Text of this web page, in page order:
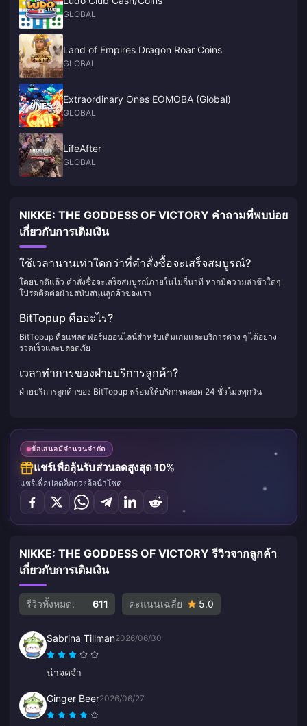
เพื่อให้คุณไม่พลาดของรางวัลแม้แต่ชิ้นเดียว
GLOBAL
Land of Empires Dragon Roar Coins
GLOBAL
Extraordinary Ones EOMOBA (Global)
GLOBAL
LifeAfter
GLOBAL
NIKKE: THE GODDESS OF VICTORY คำถามที่พบบ่อย
เกี่ยวกับการเติมเงิน
ใช้เวลานานเท่าใดกว่าที่คำสั่งซื้อจะเสร็จสมบูรณ์?
โดยปกติแล้ว คำสั่งซื้อจะเสร็จสมบูรณ์ภายในไม่กี่นาที หากมีความล่าช้าใดๆ
โปรดติดต่อฝ่ายสนับสนุนลูกค้าของเรา
BitTopup คืออะไร?
BitTopup คือแพลตฟอร์มออนไลน์สำหรับเติมเกมและบริการต่าง ๆ ได้อย่าง
รวดเร็วและปลอดภัย
เวลาทำการของฝ่ายบริการลูกค้า?
ฝ่ายบริการลูกค้าของ BitTopup พร้อมให้บริการตลอด 24 ชั่วโมงทุกวัน
ข้อเสนอมีจำนวนจำกัด
แชร์เพื่อลุ้นรับส่วนลดสูงสุด 10%
แชร์เพื่อปลดล็อกวงล้อนำโชค
NIKKE: THE GODDESS OF VICTORY รีวิวจากลูกค้า
เกี่ยวกับการเติมเงิน
รีวิวทั้งหมด: 611 คะแนนเฉลี่ย 5.0
Sabrina Tillman2026/06/30
น่าจดจำ
Ginger Beer2026/06/27